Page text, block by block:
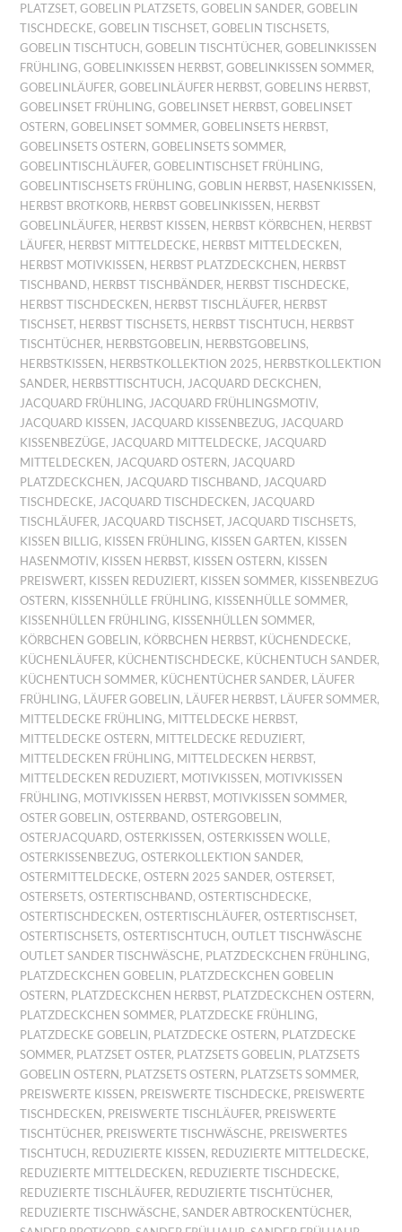
PLATZSET,GOBELIN PLATZSETS,GOBELIN SANDER,GOBELIN
TISCHDECKE,GOBELIN TISCHSET,GOBELIN TISCHSETS,
GOBELIN TISCHTUCH ,GOBELIN TISCHTÜCHER,GOBELINKISSEN
FRÜHLING,GOBELINKISSEN HERBST,GOBELINKISSEN SOMMER,
GOBELINLÄUFER,GOBELINLÄUFER HERBST,GOBELINS HERBST,
GOBELINSET FRÜHLING,GOBELINSET HERBST,GOBELINSET
OSTERN ,GOBELINSET SOMMER,GOBELINSETS HERBST,
GOBELINSETS OSTERN ,GOBELINSETS SOMMER,
GOBELINTISCHLÄUFER,GOBELINTISCHSET FRÜHLING,
GOBELINTISCHSETS FRÜHLING,GOBLIN HERBST, HASENKISSEN ,
HERBST BROTKORB, HERBST GOBELINKISSEN , HERBST
GOBELINLÄUFER, HERBST KISSEN , HERBST KÖRBCHEN , HERBST
LÄUFER, HERBST MITTELDECKE, HERBST MITTELDECKEN ,
HERBST MOTIVKISSEN , HERBST PLATZDECKCHEN , HERBST
TISCHBAND, HERBST TISCHBÄNDER, HERBST TISCHDECKE,
HERBST TISCHDECKEN , HERBST TISCHLÄUFER, HERBST
TISCHSET, HERBST TISCHSETS, HERBST TISCHTUCH , HERBST
TISCHTÜCHER, HERBSTGOBELIN , HERBSTGOBELINS,
HERBSTKISSEN , HERBSTKOLLEKTION 2025, HERBSTKOLLEKTION
SANDER, HERBSTTISCHTUCH ,JACQUARD DECKCHEN ,
JACQUARD FRÜHLING,JACQUARD FRÜHLINGSMOTIV,
JACQUARD KISSEN ,JACQUARD KISSENBEZUG,JACQUARD
KISSENBEZÜGE,JACQUARD MITTELDECKE,JACQUARD
MITTELDECKEN ,JACQUARD OSTERN ,JACQUARD
PLATZDECKCHEN ,JACQUARD TISCHBAND,JACQUARD
TISCHDECKE,JACQUARD TISCHDECKEN ,JACQUARD
TISCHLÄUFER,JACQUARD TISCHSET,JACQUARD TISCHSETS,
KISSEN BILLIG, KISSEN FRÜHLING, KISSEN GARTEN , KISSEN
HASENMOTIV, KISSEN HERBST, KISSEN OSTERN , KISSEN
PREISWERT, KISSEN REDUZIERT, KISSEN SOMMER, KISSENBEZUG
OSTERN , KISSENHÜLLE FRÜHLING, KISSENHÜLLE SOMMER,
KISSENHÜLLEN FRÜHLING, KISSENHÜLLEN SOMMER,
KÖRBCHEN GOBELIN , KÖRBCHEN HERBST, KÜCHENDECKE,
KÜCHENLÄUFER, KÜCHENTISCHDECKE, KÜCHENTUCH SANDER,
KÜCHENTUCH SOMMER, KÜCHENTÜCHER SANDER, LÄUFER
FRÜHLING, LÄUFER GOBELIN , LÄUFER HERBST, LÄUFER SOMMER,
MITTELDECKE FRÜHLING, MITTELDECKE HERBST,
MITTELDECKE OSTERN , MITTELDECKE REDUZIERT,
MITTELDECKEN FRÜHLING, MITTELDECKEN HERBST,
MITTELDECKEN REDUZIERT, MOTIVKISSEN , MOTIVKISSEN
FRÜHLING, MOTIVKISSEN HERBST, MOTIVKISSEN SOMMER,
OSTER GOBELIN ,OSTERBAND,OSTERGOBELIN ,
OSTERJACQUARD,OSTERKISSEN ,OSTERKISSEN WOLLE,
OSTERKISSENBEZUG,OSTERKOLLEKTION SANDER,
OSTERMITTELDECKE,OSTERN 2025 SANDER,OSTERSET,
OSTERSETS,OSTERTISCHBAND,OSTERTISCHDECKE,
OSTERTISCHDECKEN ,OSTERTISCHLÄUFER,OSTERTISCHSET,
OSTERTISCHSETS,OSTERTISCHTUCH ,OUTLET TISCHWÄSCHE
OUTLET SANDER TISCHWÄSCHE, PLATZDECKCHEN FRÜHLING,
PLATZDECKCHEN GOBELIN , PLATZDECKCHEN GOBELIN
OSTERN , PLATZDECKCHEN HERBST, PLATZDECKCHEN OSTERN ,
PLATZDECKCHEN SOMMER, PLATZDECKE FRÜHLING,
PLATZDECKE GOBELIN , PLATZDECKE OSTERN , PLATZDECKE
SOMMER, PLATZSET OSTER, PLATZSETS GOBELIN , PLATZSETS
GOBELIN OSTERN , PLATZSETS OSTERN , PLATZSETS SOMMER,
PREISWERTE KISSEN , PREISWERTE TISCHDECKE, PREISWERTE
TISCHDECKEN , PREISWERTE TISCHLÄUFER, PREISWERTE
TISCHTÜCHER, PREISWERTE TISCHWÄSCHE, PREISWERTES
TISCHTUCH , REDUZIERTE KISSEN , REDUZIERTE MITTELDECKE,
REDUZIERTE MITTELDECKEN , REDUZIERTE TISCHDECKE,
REDUZIERTE TISCHLÄUFER, REDUZIERTE TISCHTÜCHER,
REDUZIERTE TISCHWÄSCHE,SANDER ABTROCKENTÜCHER,